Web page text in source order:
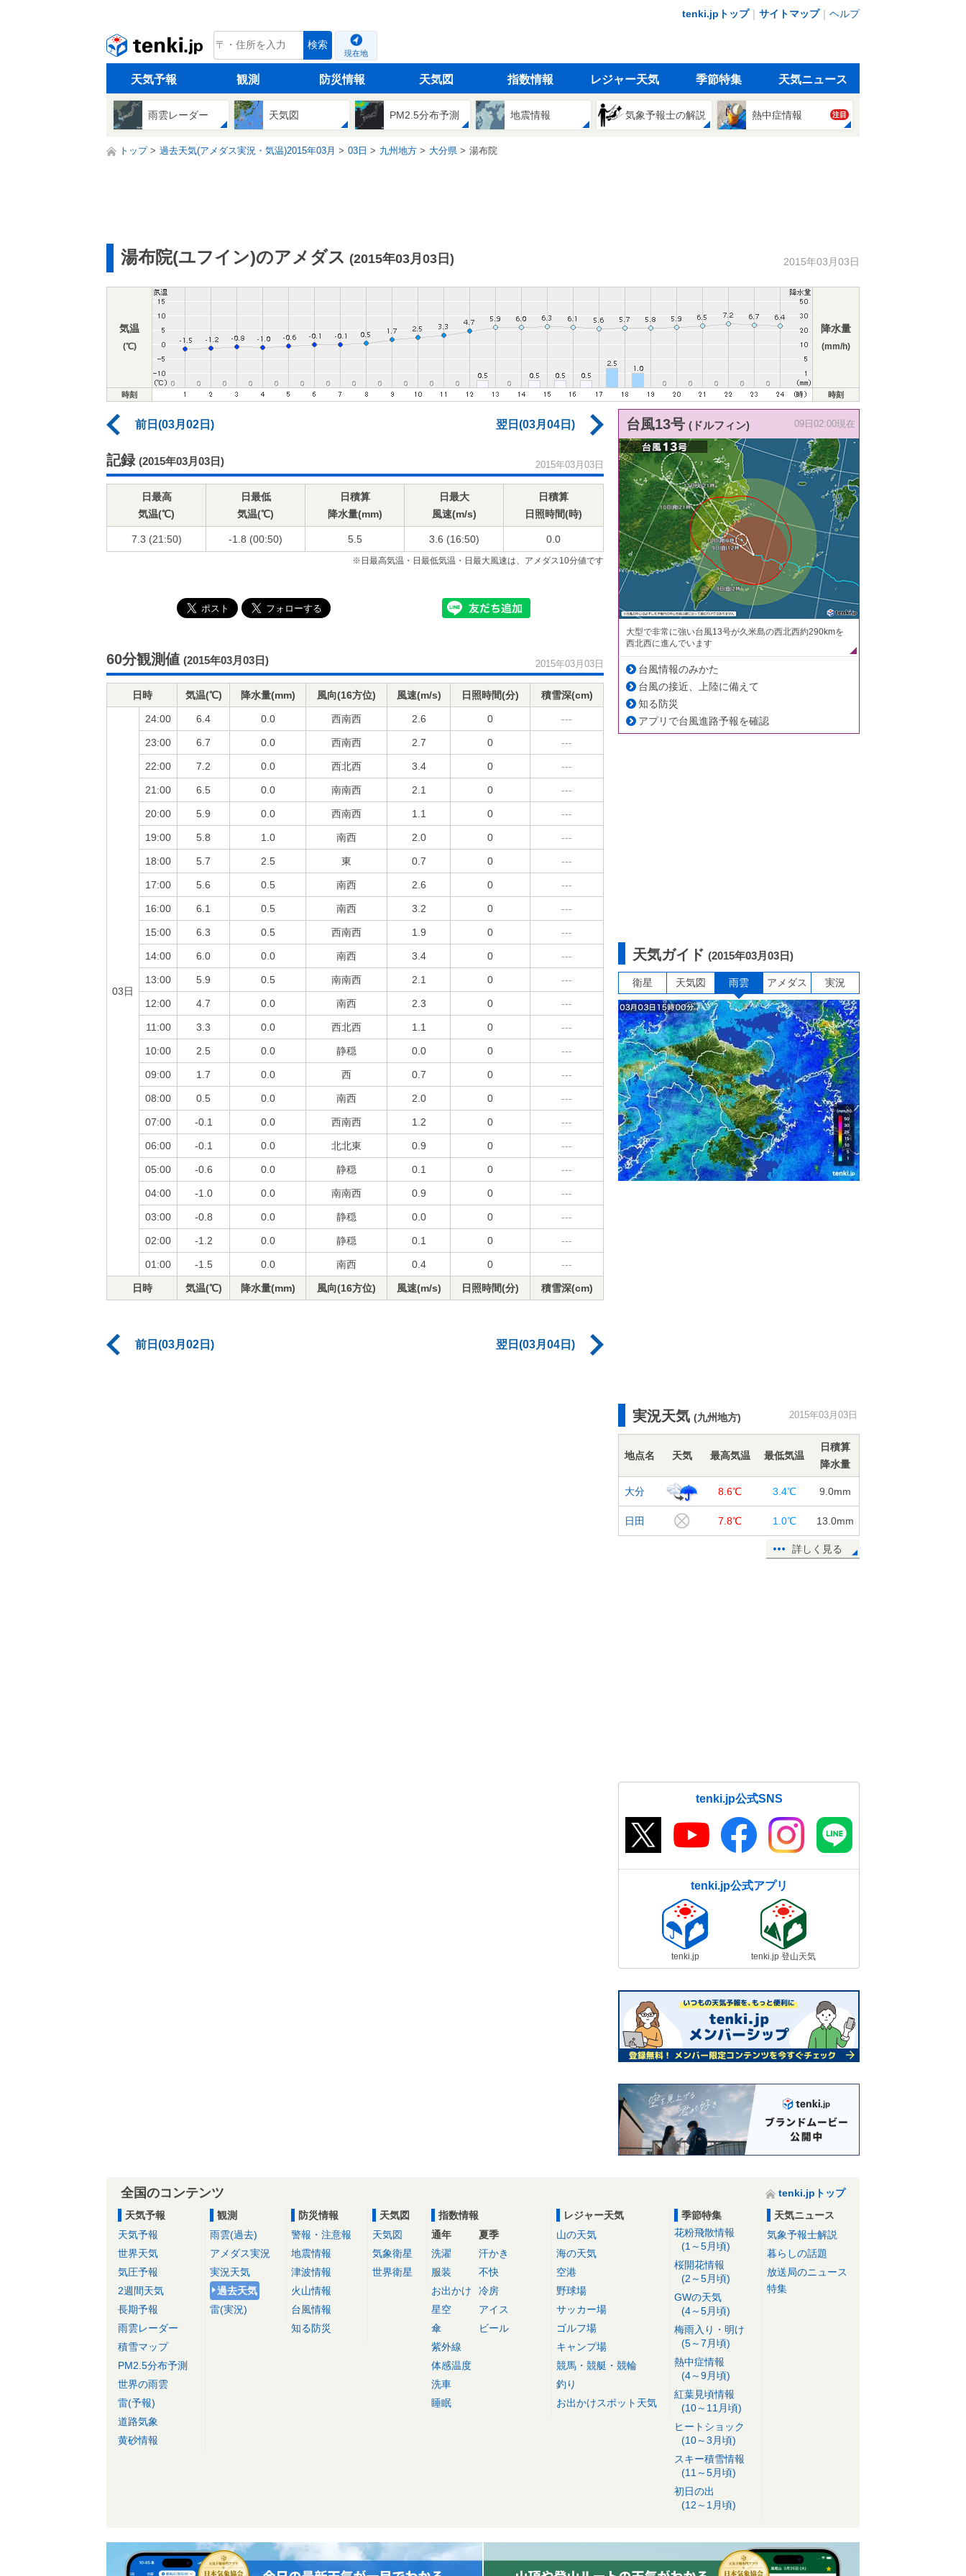
tenki.jpトップ｜ サイトマップ｜ ヘルプ
tenki.jp 検索
現在地
天気予報 観測 防災情報 天気図 指数情報 レジャー天気 季節特集 天気ニュース
雨雲レーダー 天気図 PM2.5分布予測 地震情報 気象予報士の解説 熱中症情報 注目
トップ 過去天気(アメダス実況・気温)2015年03月 03日 九州地方 大分県 湯布院
湯布院(ユフイン)のアメダス (2015年03月03日) 2015年03月03日
気温
(℃)
降水量
(mm/h)
時刻 時刻
前日(03月02日) 翌日(03月04日)
記録 (2015年03月03日) 2015年03月03日
日最高
気温(℃)
日最低
気温(℃)
日積算
降水量(mm)
日最大
風速(m/s)
日積算
日照時間(時)
7.3 (21:50) -1.8 (00:50) 5.5 3.6 (16:50) 0.0
※日最高気温・日最低気温・日最大風速は、アメダス10分値です
60分観測値 (2015年03月03日) 2015年03月03日
日時 気温(℃) 降水量(mm) 風向(16方位) 風速(m/s) 日照時間(分) 積雪深(cm)
03日
24:00 6.4 0.0 西南西 2.6 0 ---
23:00 6.7 0.0 西南西 2.7 0 ---
22:00 7.2 0.0 西北西 3.4 0 ---
21:00 6.5 0.0 南南西 2.1 0 ---
20:00 5.9 0.0 西南西 1.1 0 ---
19:00 5.8 1.0 南西 2.0 0 ---
18:00 5.7 2.5 東 0.7 0 ---
17:00 5.6 0.5 南西 2.6 0 ---
16:00 6.1 0.5 南西 3.2 0 ---
15:00 6.3 0.5 西南西 1.9 0 ---
14:00 6.0 0.0 南西 3.4 0 ---
13:00 5.9 0.5 南南西 2.1 0 ---
12:00 4.7 0.0 南西 2.3 0 ---
11:00 3.3 0.0 西北西 1.1 0 ---
10:00 2.5 0.0 静穏 0.0 0 ---
09:00 1.7 0.0 西 0.7 0 ---
08:00 0.5 0.0 南西 2.0 0 ---
07:00 -0.1 0.0 西南西 1.2 0 ---
06:00 -0.1 0.0 北北東 0.9 0 ---
05:00 -0.6 0.0 静穏 0.1 0 ---
04:00 -1.0 0.0 南南西 0.9 0 ---
03:00 -0.8 0.0 静穏 0.0 0 ---
02:00 -1.2 0.0 静穏 0.1 0 ---
01:00 -1.5 0.0 南西 0.4 0 ---
日時 気温(℃) 降水量(mm) 風向(16方位) 風速(m/s) 日照時間(分) 積雪深(cm)
前日(03月02日) 翌日(03月04日)
台風13号 (ドルフィン) 09日02:00現在
大型で非常に強い台風13号が久米島の西北西約290kmを
西北西に進んでいます
台風情報のみかた
台風の接近、上陸に備えて
知る防災
アプリで台風進路予報を確認
天気ガイド (2015年03月03日)
衛星 天気図 雨雲 アメダス 実況
実況天気 (九州地方) 2015年03月03日
地点名 天気 最高気温 最低気温
日積算
降水量
大分 8.6℃ 3.4℃ 9.0mm
日田 7.8℃ 1.0℃ 13.0mm
詳しく見る
tenki.jp公式SNS
tenki.jp公式アプリ
tenki.jp tenki.jp 登山天気
全国のコンテンツ
tenki.jpトップ
天気予報
天気予報
世界天気
気圧予報
2週間天気
長期予報
雨雲レーダー
積雪マップ
PM2.5分布予測
世界の雨雲
雷(予報)
道路気象
黄砂情報
観測
雨雲(過去)
アメダス実況
実況天気
過去天気
雷(実況)
防災情報
警報・注意報
地震情報
津波情報
火山情報
台風情報
知る防災
天気図
天気図
気象衛星
世界衛星
指数情報
通年
洗濯
服装
お出かけ
星空
傘
紫外線
体感温度
洗車
睡眠
夏季
汗かき
不快
冷房
アイス
ビール
レジャー天気
山の天気
海の天気
空港
野球場
サッカー場
ゴルフ場
キャンプ場
競馬・競艇・競輪
釣り
お出かけスポット天気
季節特集
花粉飛散情報
(1～5月頃)
桜開花情報
(2～5月頃)
GWの天気
(4～5月頃)
梅雨入り・明け
(5～7月頃)
熱中症情報
(4～9月頃)
紅葉見頃情報
(10～11月頃)
ヒートショック
(10～3月頃)
スキー積雪情報
(11～5月頃)
初日の出
(12～1月頃)
天気ニュース
気象予報士解説
暮らしの話題
放送局のニュース
特集